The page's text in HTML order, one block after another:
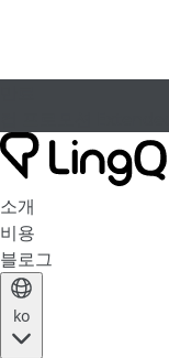
소개
비용
블로그
ko